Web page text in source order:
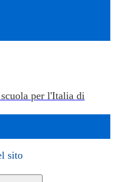
per l'Italia di
sito